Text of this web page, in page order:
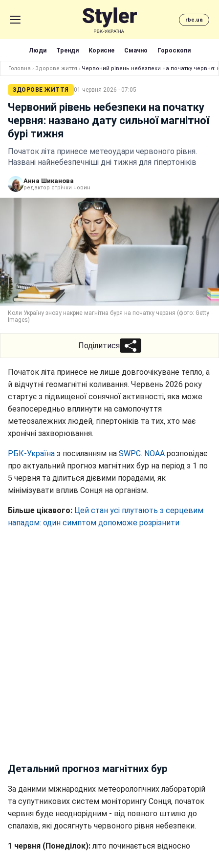
rbc.ua
Люди Тренди Корисне Смачно Гороскопи
Головна › Здорове життя › Червоний рівень небезпеки на початку червня:
ЗДОРОВЕ ЖИТТЯ 01 червня 2026 · 07:05
Червоний рівень небезпеки на початку
червня: названо дату сильної магнітної
бурі тижня
Початок літа принесе метеоудари червоного рівня.
Названі найнебезпечніші дні тижня для гіпертоніків
Анна Шиканова
редактор стрічки новин
Коли Україну знову накриє магнітна буря на початку червня (фото: Getty
Images)
Поділитися
Початок літа принесе не лише довгоочікуване тепло, а
й відчутні геомагнітні коливання. Червень 2026 року
стартує з підвищеної сонячної активності, яка може
безпосередньо вплинути на самопочуття
метеозалежних людей, гіпертоніків та тих, хто має
хронічні захворювання.
РБК-Україна з посиланням на SWPC. NOAA розповідає
про актуальний прогноз магнітних бур на період з 1 по
5 червня та ділиться дієвими порадами, як
мінімізувати вплив Сонця на організм.
Більше цікавого: Цей стан усі плутають з серцевим
нападом: один симптом допоможе розрізнити
Детальний прогноз магнітних бур
За даними міжнародних метеорологічних лабораторій
та супутникових систем моніторингу Сонця, початок
червня буде неоднорідним - від повного штилю до
спалахів, які досягнуть червоного рівня небезпеки.
1 червня (Понеділок):літо починається відносно